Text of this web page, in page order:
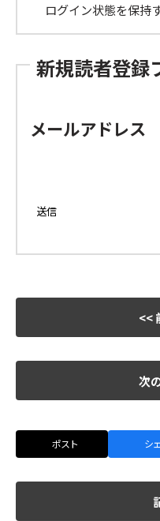
ログイン状態を保持
新規読者登録
メールアドレス
<<
次
ポスト シ